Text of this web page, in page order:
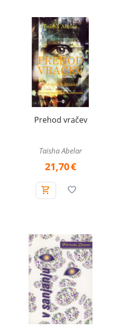
Prehod vračev
Taisha Abelar
21,70€